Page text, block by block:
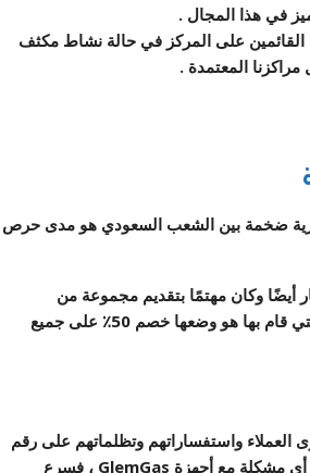
في هذا المجال .
على المركز في حالة نشاط مكثف
المعتمدة .
ضخمة بين الشعب السعودي هو مدى حرص
أيضًا وكان مهتمًا بتقديم مجموعة من
الخدمات التي تأخذ يده بشكل كبير أثناء رحلة الصيانة ، وكان من أهم الأشياء التي قام بها هو وضعها خصم 50٪ على جميع
واستفساراتهم وتظلماتهم على رقم
موحدون بشكل مستمر طوال اليوم بلا كلل. إذا واجهت أي مشكلة مع أجهزة GlemGas ، فسرع